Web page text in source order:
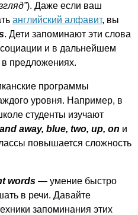
). Даже если ваш
английский алфавит, вы
. Дети запоминают эти слова
и в дальнейшем
в предложениях.
программы
уровня. Например, в
студенты изучают
and away, blue, two, up, on и
повышается сложность
words — умение быстро
в речи. Давайте
запоминания этих